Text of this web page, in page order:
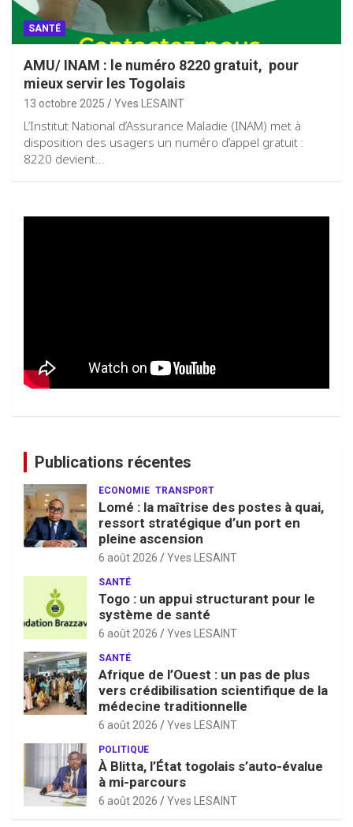
SANTÉ
AMU/ INAM : le numéro 8220 gratuit, pour
mieux servir les Togolais
13 octobre 2025 Yves LESAINT
L’Institut National d’Assurance Maladie (INAM) met à
disposition des usagers un numéro d’appel gratuit :
8220 devient…
Publications récentes
ECONOMIE TRANSPORT
Lomé : la maîtrise des postes à quai,
ressort stratégique d’un port en
pleine ascension
6 août 2026 Yves LESAINT
SANTÉ
Togo : un appui structurant pour le
système de santé
6 août 2026 Yves LESAINT
SANTÉ
Afrique de l’Ouest : un pas de plus
vers crédibilisation scientifique de la
médecine traditionnelle
6 août 2026 Yves LESAINT
POLITIQUE
À Blitta, l’État togolais s’auto-évalue
à mi-parcours
6 août 2026 Yves LESAINT